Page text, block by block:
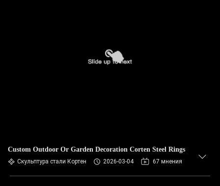
Custom Outdoor Or Garden Decoration Corten Steel Rings
Скульптура стали Кортен 2026-03-04 67 мнения